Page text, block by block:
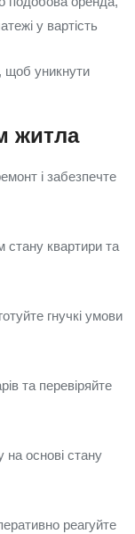
у вартість
щоб уникнути
житла
і забезпечте
стану квартири та
гнучкі умови
та перевіряйте
на основі стану
реагуйте